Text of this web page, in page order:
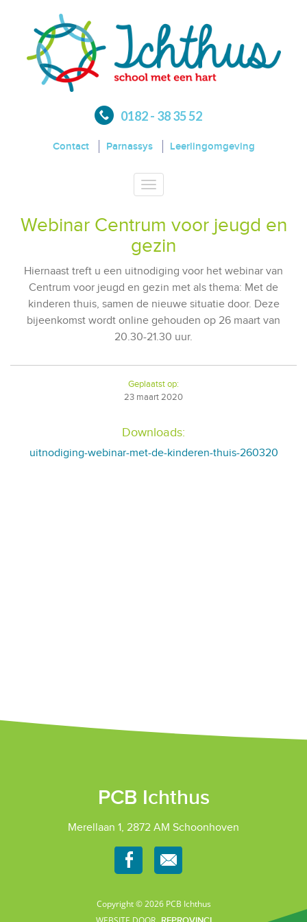
0182 - 38 35 52
Contact Parnassys Leerlingomgeving
Toggle
navigation
Webinar Centrum voor jeugd en
gezin
Hiernaast treft u een uitnodiging voor het webinar van
Centrum voor jeugd en gezin met als thema: Met de
kinderen thuis, samen de nieuwe situatie door. Deze
bijeenkomst wordt online gehouden op 26 maart van
20.30-21.30 uur.
Geplaatst op:
23 maart2020
Downloads:
uitnodiging-webinar-met-de-kinderen-thuis-260320
PCB Ichthus
Merellaan 1, 2872 AM Schoonhoven
Copyright © 2026 PCB Ichthus